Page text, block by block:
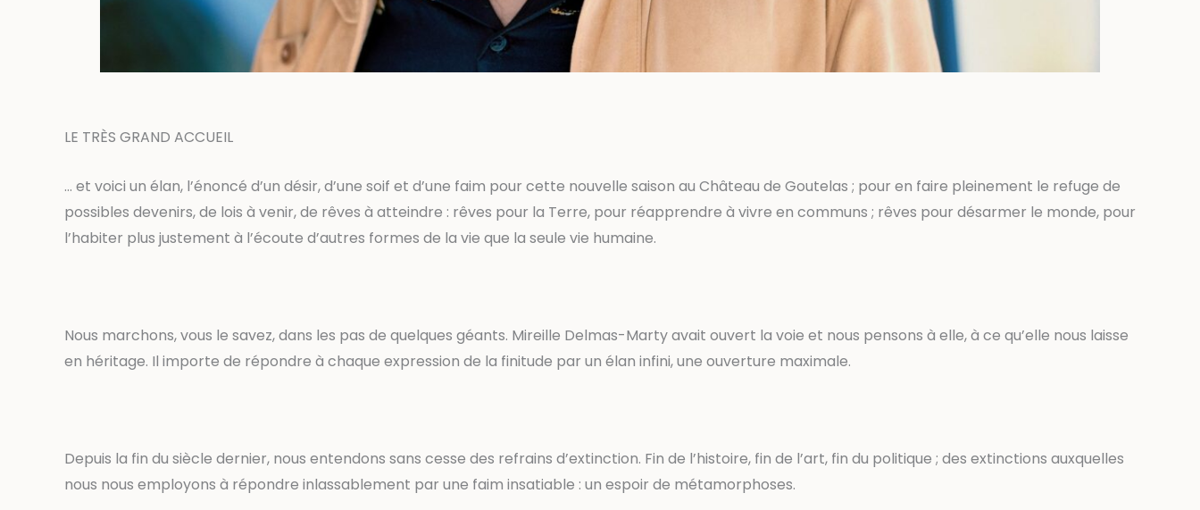
LE TRÈS GRAND ACCUEIL
… et voici un élan, l’énoncé d’un désir, d’une soif et d’une faim pour cette nouvelle saison au Château de Goutelas ; pour en faire pleinement le refuge de
possibles devenirs, de lois à venir, de rêves à atteindre : rêves pour la Terre, pour réapprendre à vivre en communs ; rêves pour désarmer le monde, pour
l’habiter plus justement à l’écoute d’autres formes de la vie que la seule vie humaine.
Nous marchons, vous le savez, dans les pas de quelques géants. Mireille Delmas-Marty avait ouvert la voie et nous pensons à elle, à ce qu’elle nous laisse
en héritage. Il importe de répondre à chaque expression de la finitude par un élan infini, une ouverture maximale.
Depuis la fin du siècle dernier, nous entendons sans cesse des refrains d’extinction. Fin de l’histoire, fin de l’art, fin du politique ; des extinctions auxquelles
nous nous employons à répondre inlassablement par une faim insatiable : un espoir de métamorphoses.